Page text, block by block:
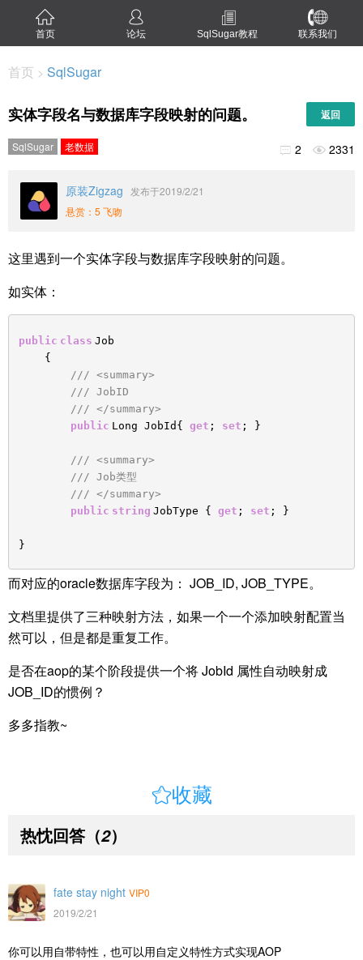
首页 论坛 SqlSugar教程 联系我们
首页 > SqlSugar
实体字段名与数据库字段映射的问题。 返回
SqlSugar 老数据  2  2331
原装Zigzag
发布于2019/2/21
悬赏：5 飞吻
这里遇到一个实体字段与数据库字段映射的问题。
如实体：
public class Job
{
/// <summary>
/// JobID
/// </summary>
public Long JobId{ get ; set ; }
/// <summary>
/// Job类型
/// </summary>
public string JobType { get ; set ; }
}
而对应的oracle数据库字段为： JOB_ID, JOB_TYPE。
文档里提供了三种映射方法，如果一个一个添加映射配置当
然可以，但是都是重复工作。
是否在aop的某个阶段提供一个将 JobId 属性自动映射成
JOB_ID的惯例？
多多指教~
收藏
热忱回答 （2）
fate stay night VIP0
2019/2/21
你可以用自带特性，也可以用自定义特性方式实现AOP